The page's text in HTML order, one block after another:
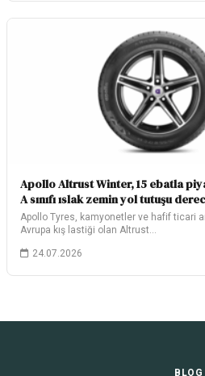
Apollo Altrust Winter, 15 ebatla
A sınıfı ıslak zemin yol tutuşu
Apollo Tyres, kamyonetler ve hafif ticari
Avrupa kış lastiği olan Altrust…
24.07.2026
BLOG